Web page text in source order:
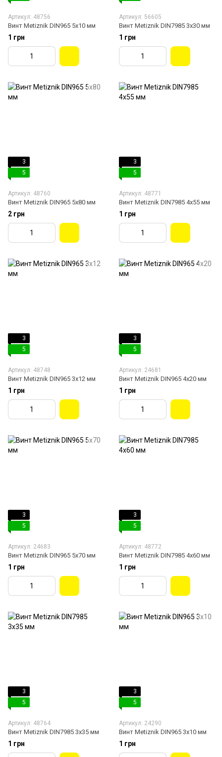
Артикул: 48756
Винт Metiznik DIN965 5х10 мм
1 грн
Артикул: 56605
Винт Metiznik DIN7985 3х30 мм
1 грн
3
5
Артикул: 48760
Винт Metiznik DIN965 5х80 мм
2 грн
3
5
Артикул: 48771
Винт Metiznik DIN7985 4х55 мм
1 грн
3
5
Артикул: 48748
Винт Metiznik DIN965 3х12 мм
1 грн
3
5
Артикул: 24681
Винт Metiznik DIN965 4х20 мм
1 грн
3
5
Артикул: 24683
Винт Metiznik DIN965 5х70 мм
1 грн
3
5
Артикул: 48772
Винт Мetiznik DIN7985 4х60 мм
1 грн
3
5
Артикул: 48764
Винт Metiznik DIN7985 3х35 мм
1 грн
3
5
Артикул: 24290
Винт Metiznik DIN965 3х10 мм
1 грн